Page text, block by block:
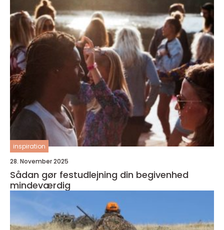
inspiration
28. November 2025
Sådan gør festudlejning din begivenhed
mindeværdig